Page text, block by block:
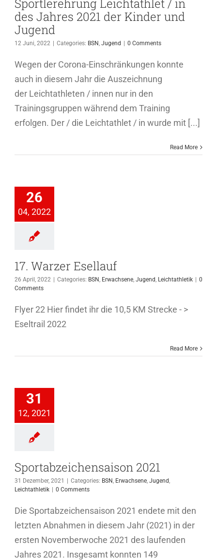
Sportlerehrung Leichtathlet / in
des Jahres 2021 der Kinder und
Jugend
12 Juni, 2022 Categories: BSN, Jugend 0 Comments
Wegen der Corona-Einschränkungen konnte
auch in diesem Jahr die Auszeichnung
der Leichtathleten / innen nur in den
Trainingsgruppen während dem Training
erfolgen. Der / die Leichtathlet / in wurde mit [...]
Read More
26
04, 2022
Jugend
17. Warzer Esellauf
26 April, 2022 Categories: BSN, Erwachsene, Jugend, Leichtathletik
0
Comments
Flyer 22 Hier findet ihr die 10,5 KM Strecke - >
Eseltrail 2022
Read More
31
12, 2021
Jugend
Sportabzeichensaison 2021
31 Dezember, 2021 Categories: BSN, Erwachsene, Jugend,
Leichtathletik
0 Comments
Die Sportabzeichensaison 2021 endete mit den
letzten Abnahmen in diesem Jahr (2021) in der
ersten Novemberwoche 2021 des laufenden
Jahres 2021. Insgesamt konnten 149